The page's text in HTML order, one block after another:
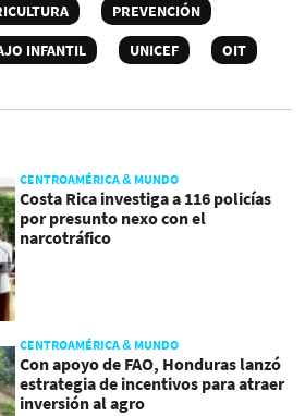
PREVENCIÓN
INFANTIL UNICEF
OIT
CENTROAMÉRICA & MUNDO
Costa Rica investiga a 116 policías
por presunto nexo con el
narcotráfico
CENTROAMÉRICA & MUNDO
Con apoyo de FAO, Honduras lanzó
estrategia de incentivos para atraer
inversión al agro